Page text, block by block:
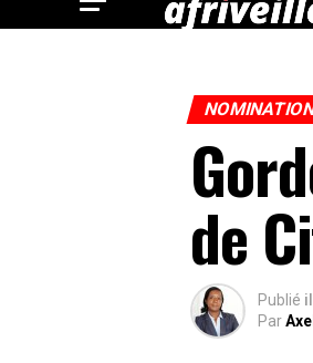
de
Publié
Par